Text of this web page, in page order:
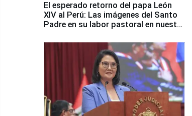
El esperado retorno del papa León
XIV al Perú: Las imágenes del Santo
Padre en su labor pastoral en nuestro